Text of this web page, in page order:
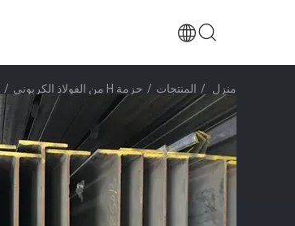
منزل / المنتجات / حزمة H من الفولاذ الكربوني /